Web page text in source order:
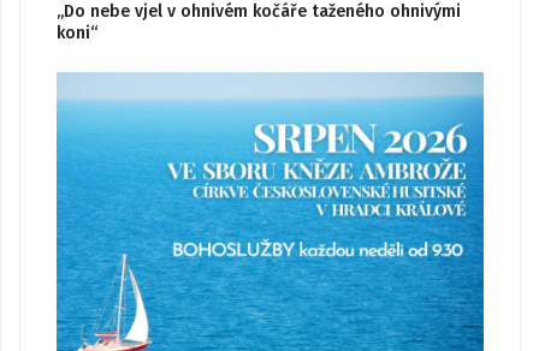
„Do nebe vjel v ohnivém kočáře taženého ohnivými
koni“